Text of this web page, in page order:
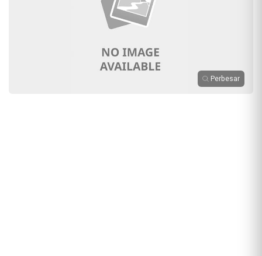
Perbesar